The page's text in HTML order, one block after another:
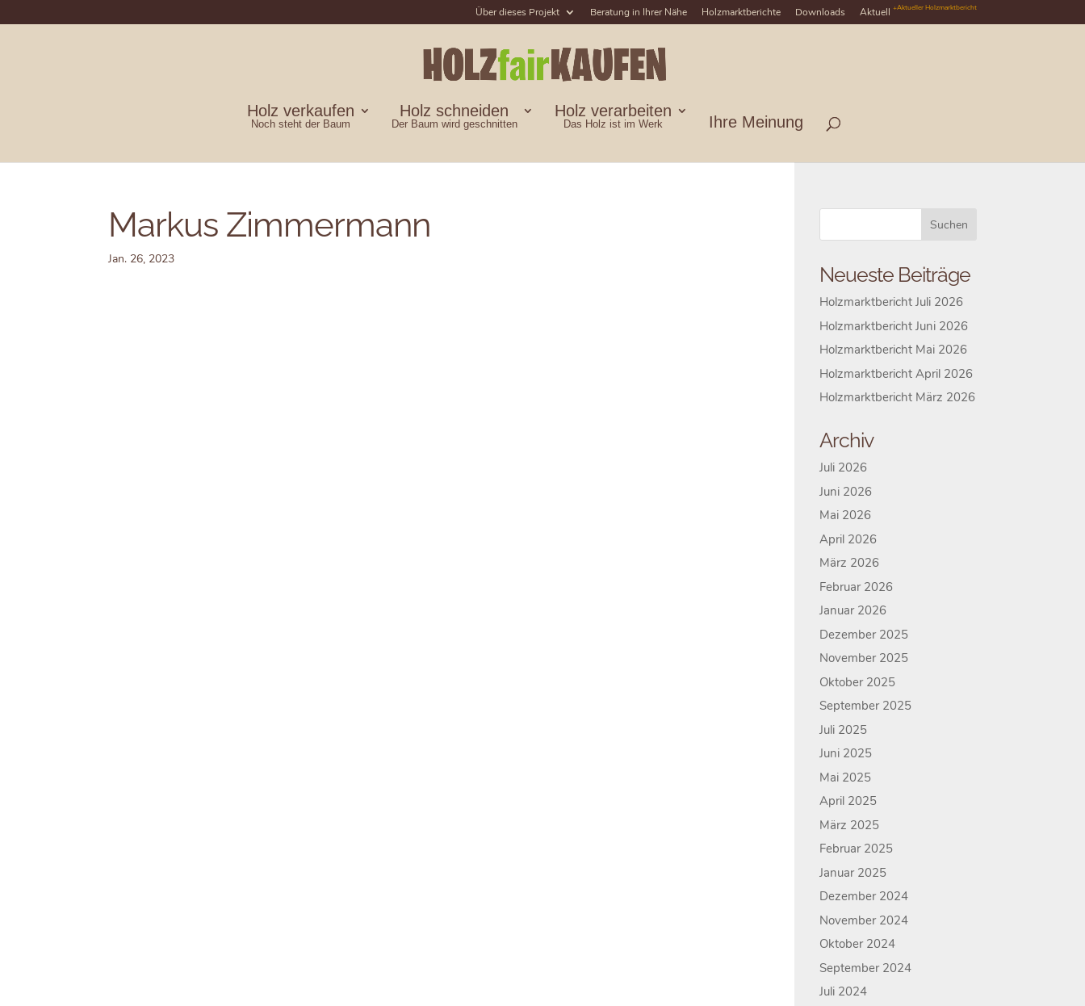
Über dieses Projekt Beratung in Ihrer Nähe Holzmarktberichte Downloads Aktuell +Aktueller Holzmarktbericht
Holz verkaufen
Noch steht der Baum
Holz schneiden
Der Baum wird geschnitten
Holz verarbeiten
Das Holz ist im Werk Ihre Meinung
Markus Zimmermann
Jan. 26, 2023
Neueste Beiträge
Holzmarktbericht Juli 2026
Holzmarktbericht Juni 2026
Holzmarktbericht Mai 2026
Holzmarktbericht April 2026
Holzmarktbericht März 2026
Archiv
Juli 2026
Juni 2026
Mai 2026
April 2026
März 2026
Februar 2026
Januar 2026
Dezember 2025
November 2025
Oktober 2025
September 2025
Juli 2025
Juni 2025
Mai 2025
April 2025
März 2025
Februar 2025
Januar 2025
Dezember 2024
November 2024
Oktober 2024
September 2024
Juli 2024